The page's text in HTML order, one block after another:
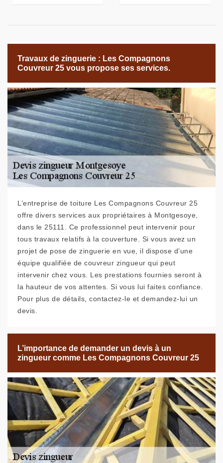
Travaux de zinguerie : Les Compagnons
Couvreur 25 vous propose ses services.
L’entreprise de toiture Les Compagnons Couvreur 25
offre divers services aux propriétaires à Montgesoye,
dans le 25111. Ce professionnel peut intervenir pour
tous travaux relatifs à la couverture. Si vous avez un
projet de pose de zinguerie en vue, il dispose d’une
équipe qualifiée de couvreur zingueur qui peut
intervenir chez vous. Les prestations fournies seront à
la hauteur de vos attentes. Si vous lui faites confiance.
Pour plus de détails, contactez-le et demandez-lui un
devis.
L’importance de demander un devis à un
zingueur comme Les Compagnons Couvreur 25